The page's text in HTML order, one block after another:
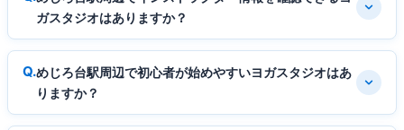
ガスタジオはありますか？
めじろ台駅周辺で初心者が始めやすいヨガスタジオはあ
りますか？